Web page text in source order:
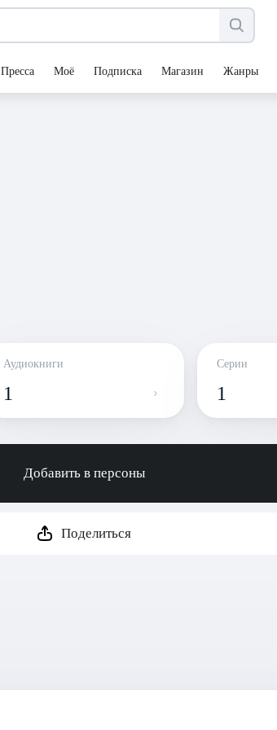
Пресса Моё Подписка Магазин Жанры
Аудиокниги
1
Серии
1
Добавить в персоны
Поделиться